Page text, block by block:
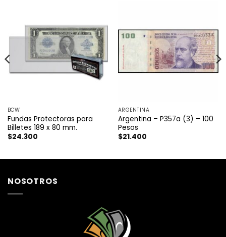
BCW
Fundas Protectoras para
Billetes 189 x 80 mm.
$24.300
ARGENTINA
Argentina – P357a (3) – 100
Pesos
$21.400
NOSOTROS